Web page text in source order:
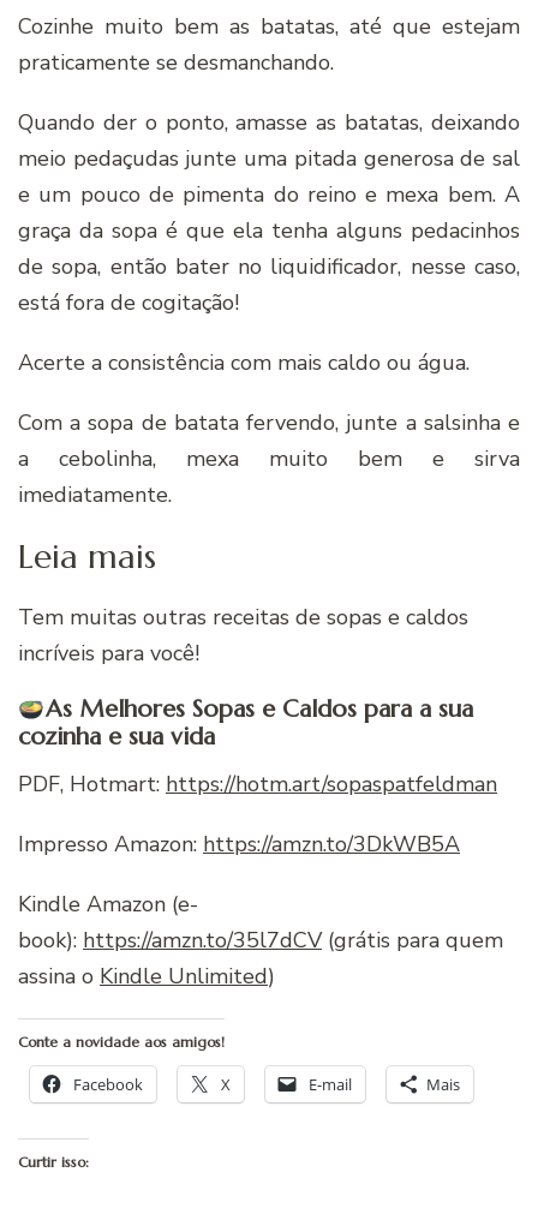
Cozinhe muito bem as batatas, até que estejam
praticamente se desmanchando.
Quando der o ponto, amasse as batatas, deixando
meio pedaçudas junte uma pitada generosa de sal
e um pouco de pimenta do reino e mexa bem. A
graça da sopa é que ela tenha alguns pedacinhos
de sopa, então bater no liquidificador, nesse caso,
está fora de cogitação!
Acerte a consistência com mais caldo ou água.
Com a sopa de batata fervendo, junte a salsinha e
a cebolinha, mexa muito bem e sirva
imediatamente.
Leia mais
Tem muitas outras receitas de sopas e caldos
incríveis para você!
As Melhores Sopas e Caldos para a sua
cozinha e sua vida
PDF, Hotmart: https://hotm.art/sopaspatfeldman
Impresso Amazon: https://amzn.to/3DkWB5A
Kindle Amazon (e-
book): https://amzn.to/35l7dCV(grátis para quem
assina o Kindle Unlimited)
Conte a novidade aos amigos!
Facebook X E-mail Mais
Curtir isso: